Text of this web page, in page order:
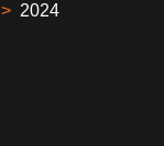
> 2024